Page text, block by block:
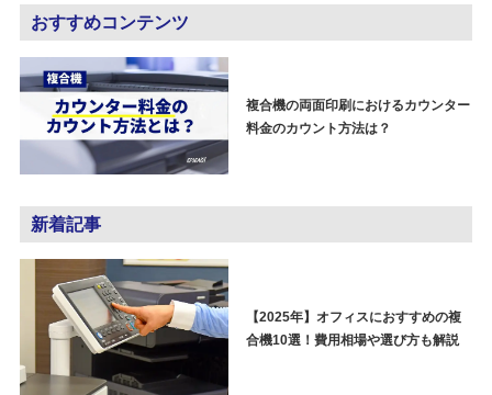
おすすめコンテンツ
複合機の両面印刷におけるカウンター
料金のカウント方法は？
新着記事
【2025年】オフィスにおすすめの複
合機10選！費用相場や選び方も解説